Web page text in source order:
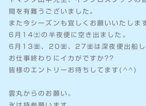
間を有難うございました。
また今シーズンも宜しくお願いいたしま
6月14㈯の半夜便に空き出ました。
6月13㈮、20㈮、27㈮は深夜便出船し
お仕事終わりにイカがですか??
皆様のエントリーお待ちしてます(^^)
雲丸からのお願い。